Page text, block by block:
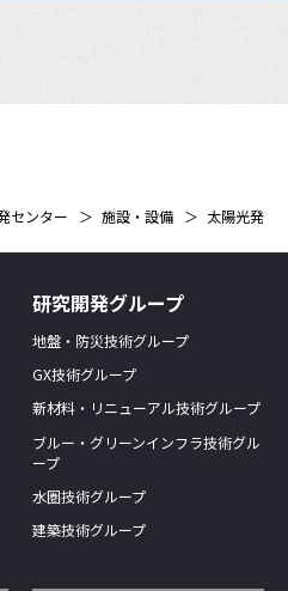
センター 施設・設備 太陽光発電
研究開発グループ
地盤・防災技術グループ
GX技術グループ
新材料・リニューアル技術グループ
ブルー・グリーンインフラ技術グル
ープ
水圏技術グループ
建築技術グループ